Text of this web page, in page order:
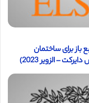
باز برای ساختمان
– الزویر 2023)